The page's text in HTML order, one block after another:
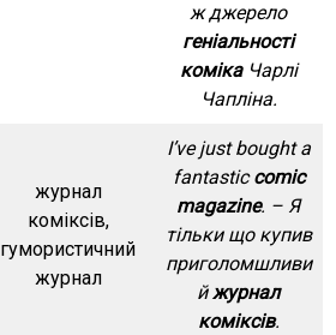
ж джерело
геніальності
комікаЧарлі
Чапліна.
журнал
коміксів,
гумористичний
журнал
I’ve just bought a
fantasticcomic
magazine. – Я
тільки що купив
приголомшливи
йжурнал
коміксів.